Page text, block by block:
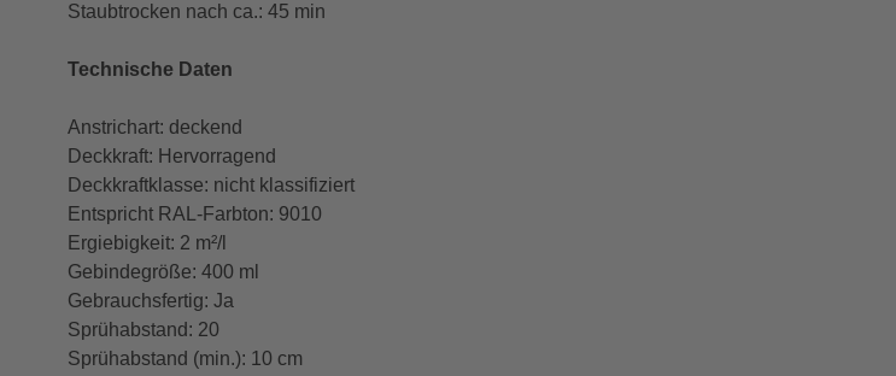
Staubtrocken nach ca.: 45 min
Technische Daten
Anstrichart: deckend
Deckkraft: Hervorragend
Deckkraftklasse: nicht klassifiziert
Entspricht RAL-Farbton: 9010
Ergiebigkeit: 2 m²/l
Gebindegröße: 400 ml
Gebrauchsfertig: Ja
Sprühabstand: 20
Sprühabstand (min.): 10 cm